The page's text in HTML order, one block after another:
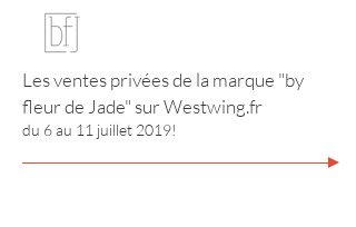
Les ventes privées de la marque "by
fleur de Jade" surWestwing.fr
du 6 au 11 juillet 2019!